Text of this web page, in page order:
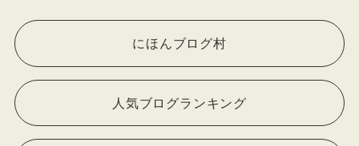
にほんブログ村
人気ブログランキング